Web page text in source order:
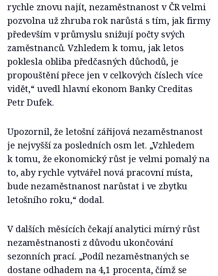
rychle znovu najít, nezaměstnanost v ČR velmi
pozvolna už zhruba rok narůstá s tím, jak firmy
především v průmyslu snižují počty svých
zaměstnanců. Vzhledem k tomu, jak letos
poklesla obliba předčasných důchodů, je
propouštění přece jen v celkových číslech více
vidět,“ uvedl hlavní ekonom Banky Creditas
Petr Dufek.
Upozornil, že letošní zářijová nezaměstnanost
je nejvyšší za posledních osm let. „Vzhledem
k tomu, že ekonomický růst je velmi pomalý na
to, aby rychle vytvářel nová pracovní místa,
bude nezaměstnanost narůstat i ve zbytku
letošního roku,“ dodal.
V dalších měsících čekají analytici mírný růst
nezaměstnanosti z důvodu ukončování
sezonních prací. „Podíl nezaměstnaných se
dostane odhadem na 4,1 procenta, čímž se